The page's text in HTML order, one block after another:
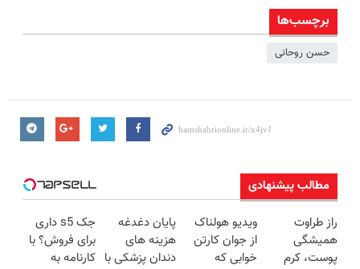
برچسب‌ها
حسن روحانی
مطالب پیشنهادی
راز طراوت
همیشگی
پوست، کرم
ویدیو هولناک
از جوان کارتن
خوابی که
پایان دغدغه
هزینه های
دندان پزشکی با
جک s5 داری
برای فروش؟ با
کارنامه به